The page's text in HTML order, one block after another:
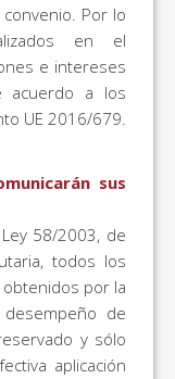
Por lo
en el
e intereses
acuerdo a los
UE 2016/679.
sus
58/2003, de
todos los
por la
de
y sólo
aplicación